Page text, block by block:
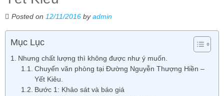
Posted on 12/11/2016 byadmin
Mục Lục
Nhưng chất lượng thì không được như ý muốn.
Chuyển văn phòng tại Đường Nguyễn Thượng Hiền –
Yết Kiêu.
Bước 1: Khảo sát và báo giá